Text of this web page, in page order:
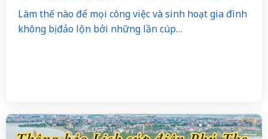
Làm thế nào để mọi công việc và sinh hoạt gia đình
không bị đảo lộn bởi những lần cúp…